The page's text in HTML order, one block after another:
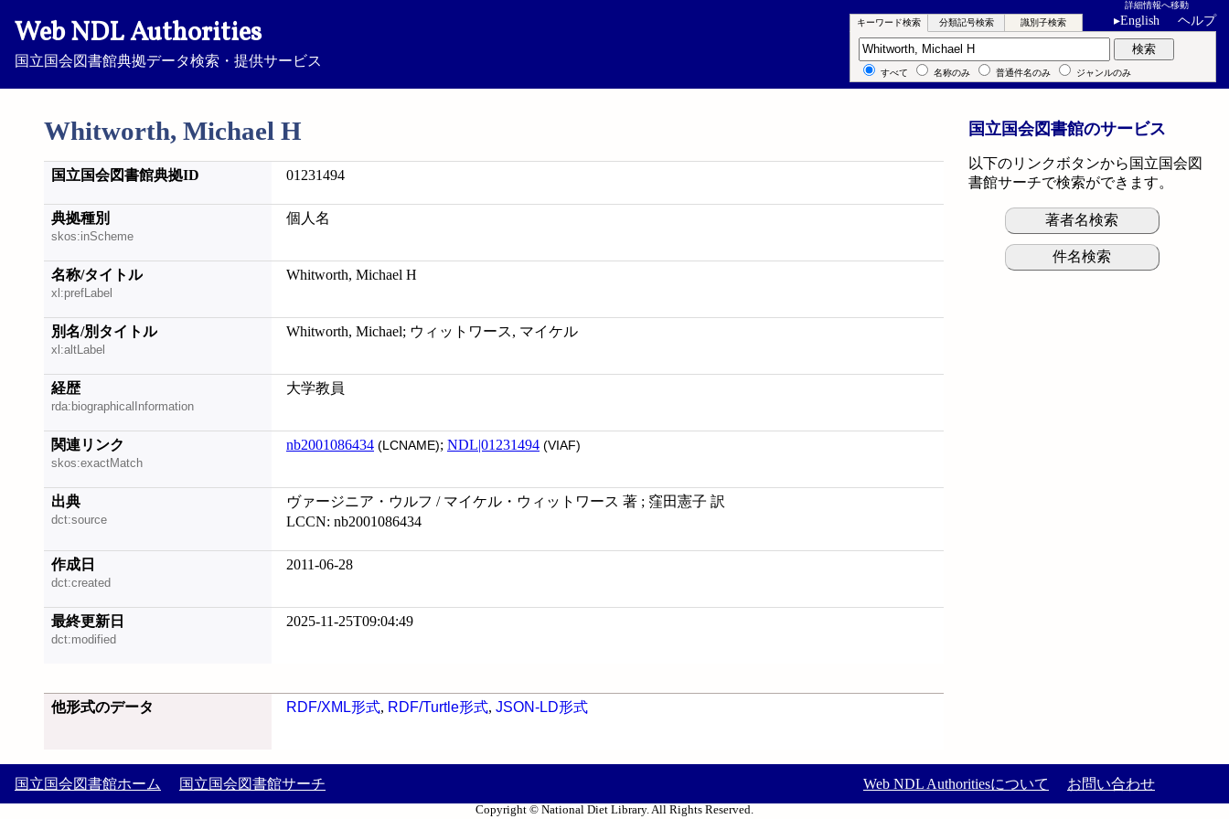
Web NDL Authorities
国立国会図書館典拠データ検索・提供サービス
詳細情報へ移動
▸English ヘルプ
Whitworth, Michael H
キーワード検索 分類記号検索 識別子検索
キーワード検索 検索
すべて 名称のみ 普通件名のみ ジャンルのみ
国立国会図書館典拠ID 01231494
典拠種別
skos:inScheme
個人名
名称/タイトル
xl:prefLabel
Whitworth, Michael H
別名/別タイトル
xl:altLabel
Whitworth, Michael; ウィットワース, マイケル
経歴
rda:biographicalInformation
大学教員
関連リンク
skos:exactMatch
nb2001086434 (LCNAME); NDL|01231494 (VIAF)
出典
dct:source
ヴァージニア・ウルフ / マイケル・ウィットワース 著 ; 窪田憲子 訳
LCCN: nb2001086434
作成日
dct:created
2011-06-28
最終更新日
dct:modified
2025-11-25T09:04:49
他形式のデータ RDF/XML形式, RDF/Turtle形式, JSON-LD形式
国立国会図書館のサービス
以下のリンクボタンから国立国会図
書館サーチで検索ができます。
著者名検索
件名検索
国立国会図書館ホーム 国立国会図書館サーチ Web NDL Authoritiesについて お問い合わせ
Copyright © National Diet Library. All Rights Reserved.